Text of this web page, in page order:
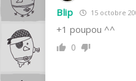
Blip 15 octobre
+1 poupou ^^
0